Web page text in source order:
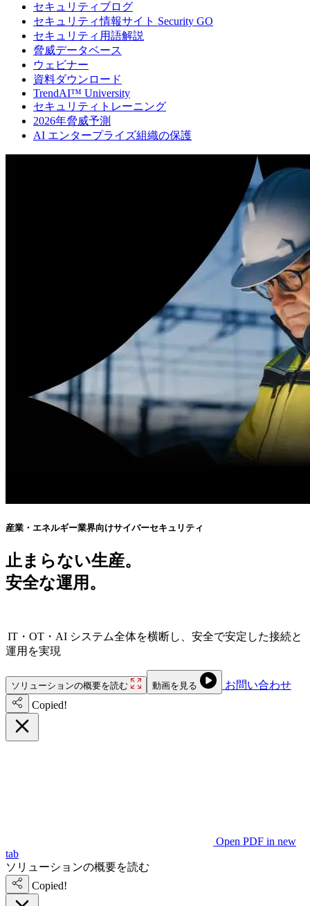
セキュリティブログ
セキュリティ情報サイト Security GO
セキュリティ用語解説
脅威データベース
ウェビナー
資料ダウンロード
TrendAI™ University
セキュリティトレーニング
2026年脅威予測
AI エンタープライズ組織の保護
産業・エネルギー業界向けサイバーセキュリティ
止まらない生産。
安全な運用。
IT・OT・AI システム全体を横断し、安全で安定した接続と
運用を実現
ソリューションの概要を読む 動画を見る
お問い合わせ
Copied!
Open PDF in new
tab
ソリューションの概要を読む
Copied!